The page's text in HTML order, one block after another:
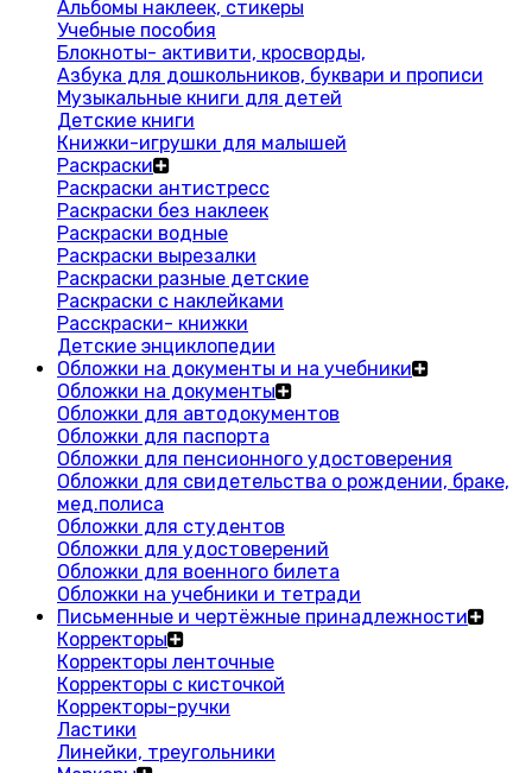
Альбомы наклеек, стикеры
Учебные пособия
Блокноты- активити, кросворды,
Азбука для дошкольников, буквари и прописи
Музыкальные книги для детей
Детские книги
Книжки-игрушки для малышей
Раскраски
Раскраски антистресс
Раскраски без наклеек
Раскраски водные
Раскраски вырезалки
Раскраски разные детские
Раскраски с наклейками
Расскраски- книжки
Детские энциклопедии
Обложки на документы и на учебники
Обложки на документы
Обложки для автодокументов
Обложки для паспорта
Обложки для пенсионного удостоверения
Обложки для свидетельства о рождении, браке,
мед.полиса
Обложки для студентов
Обложки для удостоверений
Обложки для военного билета
Обложки на учебники и тетради
Письменные и чертёжные принадлежности
Корректоры
Корректоры ленточные
Корректоры с кисточкой
Корректоры-ручки
Ластики
Линейки, треугольники